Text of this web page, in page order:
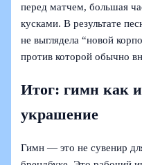
перед матчем, большая
кусками. В результате
не выглядела “новой
против которой обычно
Итог: гимн как
украшение
Гимн — это не сувенир